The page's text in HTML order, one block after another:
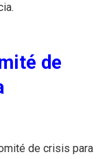
de
de crisis para